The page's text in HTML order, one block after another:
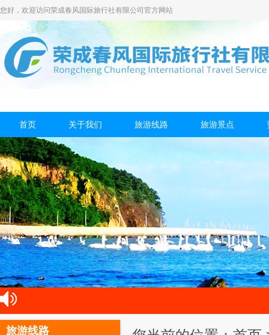
您好，欢迎访问荣成春风国际旅行社有限公司官方网站
首页 关于我们 旅游线路 旅游景点
旅游线路